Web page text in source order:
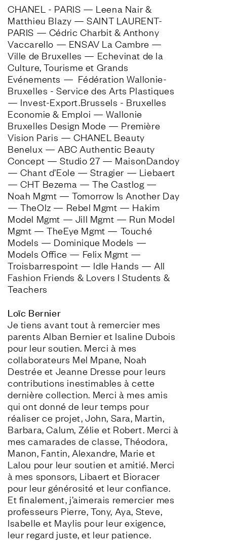
CHANEL - PARIS — Leena Nair &
Matthieu Blazy — SAINT LAURENT-
PARIS — Cédric Charbit & Anthony
Vaccarello — ENSAV La Cambre —
Ville de Bruxelles — Echevinat de la
Culture, Tourisme et Grands
Evénements —  Fédération Wallonie-
Bruxelles - Service des Arts Plastiques
— Invest-Export.Brussels - Bruxelles
Economie & Emploi — Wallonie
Bruxelles Design Mode — Première
Vision Paris — CHANEL Beauty
Benelux — ABC Authentic Beauty
Concept — Studio 27 — MaisonDandoy
— Chant d’Eole — Stragier — Liebaert
— CHT Bezema — The Castlog —
Noah Mgmt — Tomorrow Is Another Day
— TheOlz — Rebel Mgmt — Hakim
Model Mgmt — Jill Mgmt — Run Model
Mgmt — TheEye Mgmt — Touché
Models — Dominique Models —
Models Office — Felix Mgmt —
Troisbarrespoint — Idle Hands — All
Fashion Friends & Lovers I Students &
Loïc Bernier
Je tiens avant tout à remercier mes
parents Alban Bernier et Isaline Dubois
pour leur soutien. Merci à mes
collaborateurs Mel Mpane, Noah
Destrée et Jeanne Dresse pour leurs
contributions inestimables à cette
dernière collection. Merci à mes amis
qui ont donné de leur temps pour
réaliser ce projet, John, Sara, Martin,
Barbara, Calum, Zélie et Robert. Merci à
mes camarades de classe, Théodora,
Manon, Fantin, Alexandre, Marie et
Lalou pour leur soutien et amitié. Merci
à mes sponsors, Libaert et Bioracer
pour leur générosité et leur confiance.
Et finalement, j’aimerais remercier mes
professeurs Pierre, Tony, Aya, Steve,
Isabelle et Maylis pour leur exigence,
leur regard juste, et leur patience.